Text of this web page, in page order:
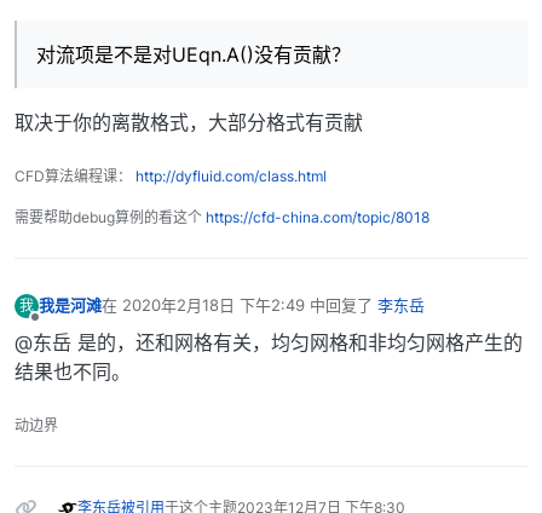
对流项是不是对UEqn.A()没有贡献？
取决于你的离散格式，大部分格式有贡献
CFD算法编程课： http://dyfluid.com/class.html
需要帮助debug算例的看这个 https://cfd-china.com/topic/8018
我 我是河滩在 2020年2月18日 下午2:49 中回复了 李东岳
最后由 编辑
@东岳 是的，还和网格有关，均匀网格和非均匀网格产生的
结果也不同。
动边界
李东岳被引用于这个主题2023年12月7日 下午8:30